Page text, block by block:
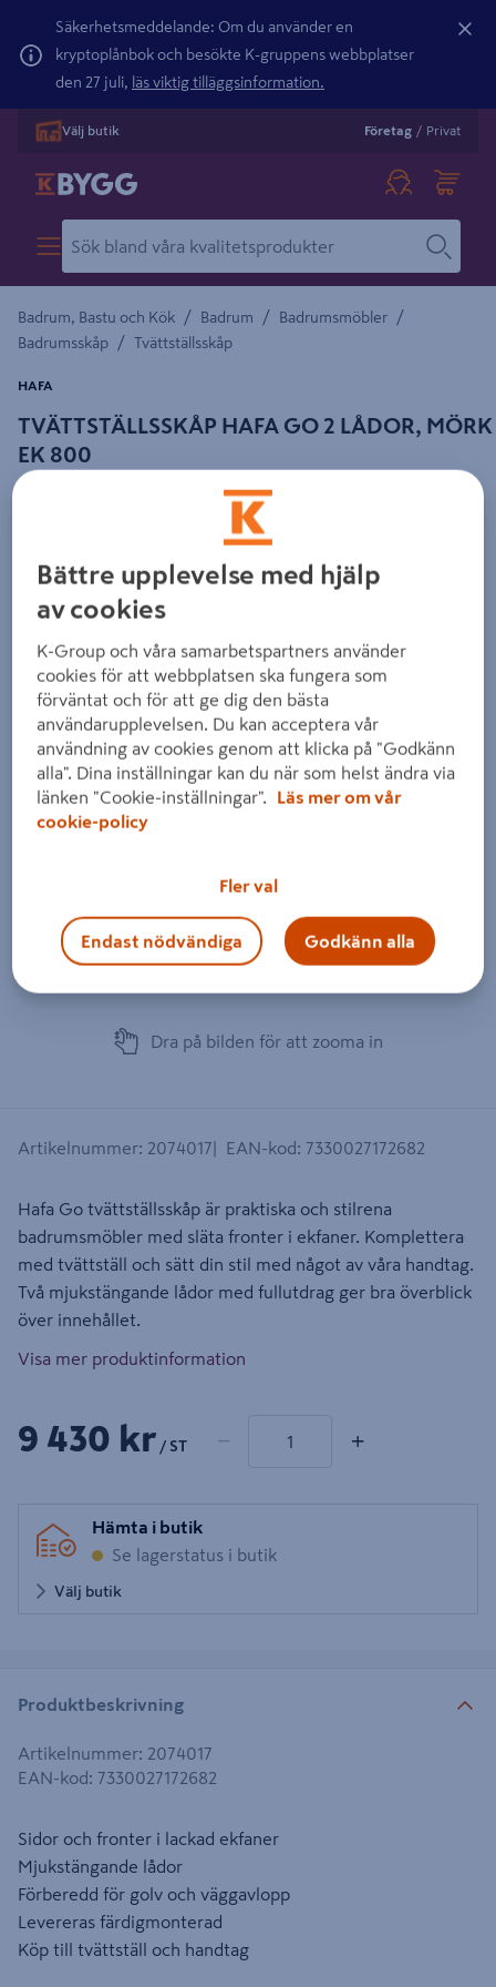
Säkerhetsmeddelande: Om du använder en
kryptoplånbok och besökte K-gruppens webbplatser
den 27 juli, läs viktig tilläggsinformation.
Välj butik Företag / Privat
Badrum, Bastu och Kök / Badrum / Badrumsmöbler /
Badrumsskåp / Tvättställsskåp
TVÄTTSTÄLLSSKÅP HAFA GO 2 LÅDOR, MÖRK
EK 800
HAFA
Detaljerad beskrivning finns i produktbeskrivningsområdet
Föregående
Dra på bilden för att zooma in
Artikelnummer: 2074017 EAN-kod: 7330027172682
Hafa Go tvättställsskåp är praktiska och stilrena
badrumsmöbler med släta fronter i ekfaner. Komplettera
med tvättställ och sätt din stil med något av våra handtag.
Två mjukstängande lådor med fullutdrag ger bra överblick
över innehållet.
Visa mer produktinformation
9 430 kr / ST − +
Hämta i butik
Se lagerstatus i butik
Välj butik
Produktbeskrivning
Artikelnummer: 2074017
EAN-kod: 7330027172682
Sidor och fronter i lackad ekfaner
Mjukstängande lådor
Förberedd för golv och väggavlopp
Levereras färdigmonterad
Köp till tvättställ och handtag
Bättre upplevelse med hjälp
av cookies
K-Group och våra samarbetspartners använder
cookies för att webbplatsen ska fungera som
förväntat och för att ge dig den bästa
användarupplevelsen. Du kan acceptera vår
användning av cookies genom att klicka på "Godkänn
alla". Dina inställningar kan du när som helst ändra via
länken "Cookie-inställningar".
Läs mer om vår
cookie-policy
Fler val
Endast nödvändiga Godkänn alla